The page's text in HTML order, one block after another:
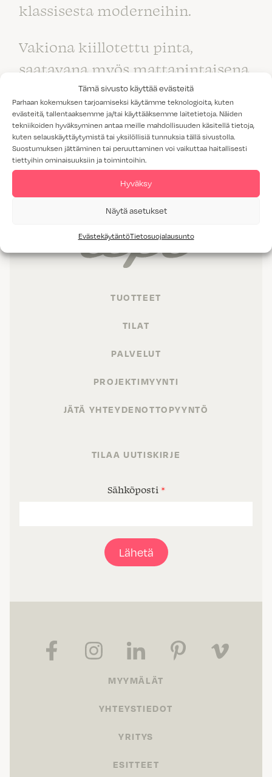
Tämä sivusto käyttää evästeitä
Parhaan kokemuksen tarjoamiseksi käytämme teknologioita, kuten
evästeitä, tallentaaksemme ja/tai käyttääksemme laitetietoja. Näiden
tekniikoiden hyväksyminen antaa meille mahdollisuuden käsitellä tietoja,
kuten selauskäyttäytymistä tai yksilöllisiä tunnuksia tällä sivustolla.
Suostumuksen jättäminen tai peruuttaminen voi vaikuttaa haitallisesti
tiettyihin ominaisuuksiin ja toimintoihin.
Hyväksy
Näytä asetukset
EvästekäytäntöTietosuojalausunto
klassisesta moderneihin.
Vakiona kiillotettu pinta,
saatavana myös mattapintaisena.
TUOTTEET
TILAT
PALVELUT
PROJEKTIMYYNTI
JÄTÄ YHTEYDENOTTOPYYNTÖ
TILAA UUTISKIRJE
Sähköposti *
Lähetä
MYYMÄLÄT
YHTEYSTIEDOT
YRITYS
ESITTEET